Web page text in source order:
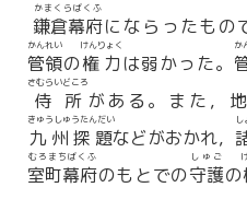
鎌倉幕府
かまくらばくふ
にならったもの
管領
かんれい
の権力
けんりょく
は弱かった。
か
侍所
さむらいどころ
がある。また，
九州探題
きゅうしゅうたんだい
などがおかれ，
し
室町幕府
むろまちばくふ
のもとでの守護
しゅご
の